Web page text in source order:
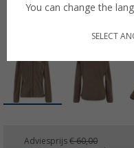
Adviesprijs € 60,00
You can change the
SELECT